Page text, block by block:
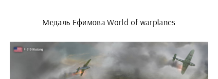
Медаль Ефимова World of warplanes